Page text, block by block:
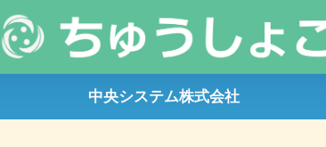
中央システム株式会社